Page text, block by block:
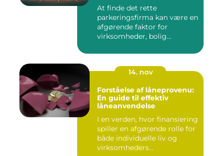
At finde det rette
parkeringsfirma kan være en
afgørende faktor for
virksomheder, bolig...
14. nov
Forståelse af låneprovenu:
En guide til effektiv
låneanvendelse
I en verden, hvor finansiering
spiller en afgørende rolle for
både individuelle liv og
virksomheders...